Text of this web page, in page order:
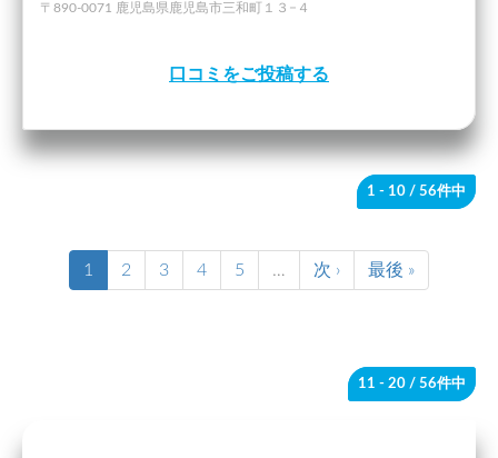
〒890-0071 鹿児島県鹿児島市三和町１３−４
口コミをご投稿する
1 - 10 / 56件中
1 2 3 4 5 … 次 › 最後 »
11 - 20 / 56件中